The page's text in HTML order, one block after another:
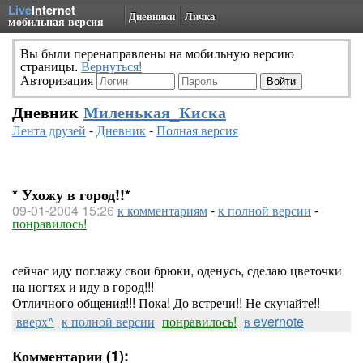
LiveInternet
мобильная версия Дневники Личка
Вы были перенаправлены на мобильную версию
страницы. Вернуться!
Авторизация
Дневник Миленькая_Киска
Лента друзей -Дневник-Полная версия
* Ухожу в город!!*
09-01-2004 15:26 к комментариям-к полной версии -
понравилось!
сейчас иду поглажу свои брюки, оденусь, сделаю цветочки
на ногтях и иду в город!!!
Отличного общения!!! Пока! До встречи!! Не скучайте!!
вверх^ к полной версии понравилось! в evernote
Комментарии (1):